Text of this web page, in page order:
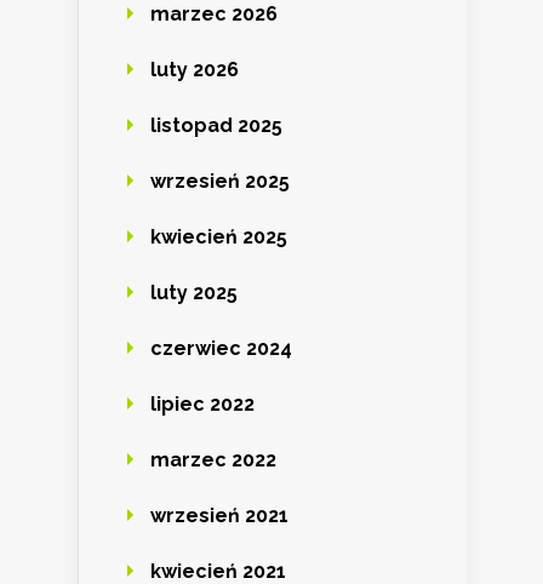
marzec 2026
luty 2026
listopad 2025
wrzesień 2025
kwiecień 2025
luty 2025
czerwiec 2024
lipiec 2022
marzec 2022
wrzesień 2021
kwiecień 2021